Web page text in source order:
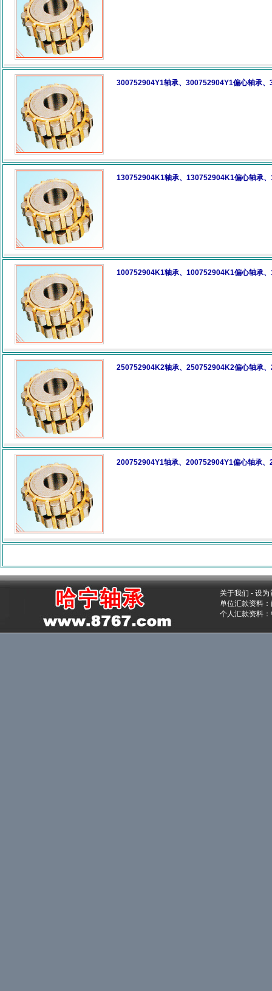
300752904Y1轴承、300752904Y1偏心轴承
130752904K1轴承、130752904K1偏心轴承
100752904K1轴承、100752904K1偏心轴承
250752904K2轴承、250752904K2偏心轴承
200752904Y1轴承、200752904Y1偏心轴承
关于我们 - 设为
单位汇款资料
个人汇款资料